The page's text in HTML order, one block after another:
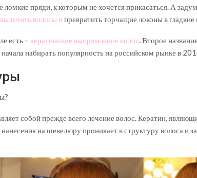
пряди, к которым не хочется прикасаться. А
вылечить волосы и превратить торчащие локоны в
есть – кератиновое выпрямление волос . Второе
набирать популярность на российском рынке в
собой прежде всего лечение волос. Кератин,
на шевелюру проникает в структуру волоса и